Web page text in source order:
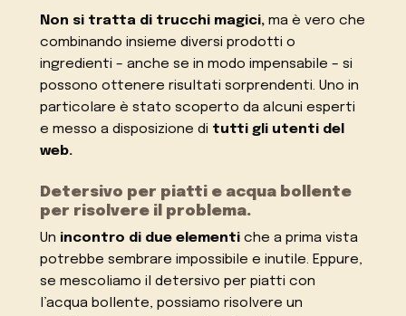
Non si tratta di trucchi magici, ma è vero che
combinando insieme diversi prodotti o
ingredienti – anche se in modo impensabile – si
possono ottenere risultati sorprendenti. Uno in
particolare è stato scoperto da alcuni esperti
e messo a disposizione di tutti gli utenti del
web.
Detersivo per piatti e acqua bollente
per risolvere il problema.
Un incontro di due elementi che a prima vista
potrebbe sembrare impossibile e inutile. Eppure,
se mescoliamo il detersivo per piatti con
l’acqua bollente, possiamo risolvere un